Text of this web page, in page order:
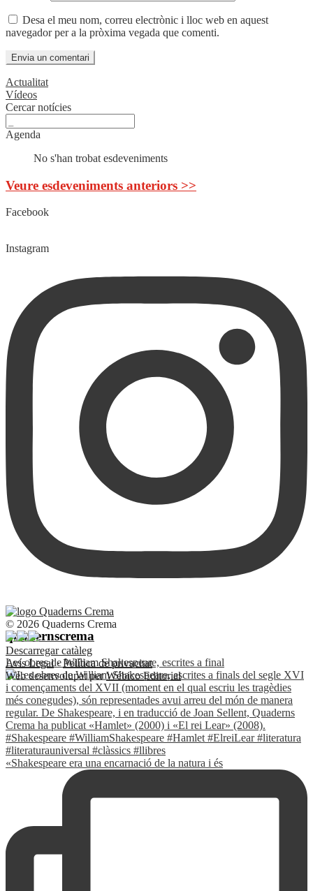
Desa el meu nom, correu electrònic i lloc web en aquest
navegador per a la pròxima vegada que comenti.
Actualitat
Vídeos
Cercar notícies
Agenda
No s'han trobat esdeveniments
Veure esdeveniments anteriors >>
Facebook
Instagram
quadernscrema
Les obres de William Shakespeare, escrites a final
«Shakespeare era una encarnació de la natura i és
© 2026 Quaderns Crema
Descarregar catàleg
Avís Legal·Política de privacitat
Web desenvolupat perWébico Editorial